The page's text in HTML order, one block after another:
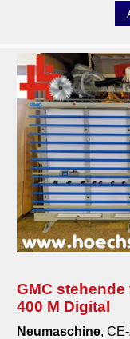
GMC
400 M Digital
Neumaschine,